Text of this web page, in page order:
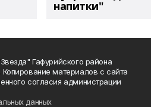
напитки"
Гафурийского района
материалов с сайта
согласия администрации
данных